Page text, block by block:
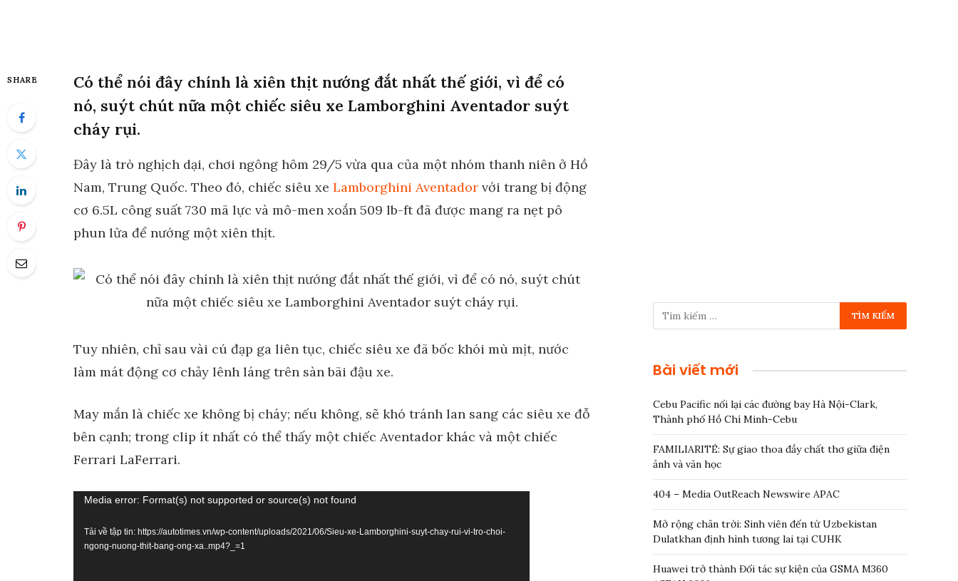
SHARE
Có thể nói đây chính là xiên thịt nướng đắt nhất thế giới, vì để có
nó, suýt chút nữa một chiếc siêu xe Lamborghini Aventador suýt
cháy rụi.
Đây là trò nghịch dại, chơi ngông hôm 29/5 vừa qua của một nhóm thanh niên ở Hồ
Nam, Trung Quốc. Theo đó, chiếc siêu xe Lamborghini Aventador với trang bị động
cơ 6.5L công suất 730 mã lực và mô-men xoắn 509 lb-ft đã được mang ra nẹt pô
phun lửa để nướng một xiên thịt.
Tuy nhiên, chỉ sau vài cú đạp ga liên tục, chiếc siêu xe đã bốc khói mù mịt, nước
làm mát động cơ chảy lênh láng trên sàn bãi đậu xe.
May mắn là chiếc xe không bị cháy; nếu không, sẽ khó tránh lan sang các siêu xe đỗ
bên cạnh; trong clip ít nhất có thể thấy một chiếc Aventador khác và một chiếc
Ferrari LaFerrari.
Trình
chơi
Video
Media error: Format(s) not supported or source(s) not found
Tải về tập tin: https://autotimes.vn/wp-content/uploads/2021/06/Sieu-xe-Lamborghini-suyt-chay-rui-vi-tro-choi-
ngong-nuong-thit-bang-ong-xa..mp4?_=1
Bài viết mới
Cebu Pacific nối lại các đường bay Hà Nội-Clark,
Thành phố Hồ Chí Minh-Cebu
FAMILIARITÉ: Sự giao thoa đầy chất thơ giữa điện
ảnh và văn học
404 – Media OutReach Newswire APAC
Mở rộng chân trời: Sinh viên đến từ Uzbekistan
Dulatkhan định hình tương lai tại CUHK
Huawei trở thành Đối tác sự kiện của GSMA M360